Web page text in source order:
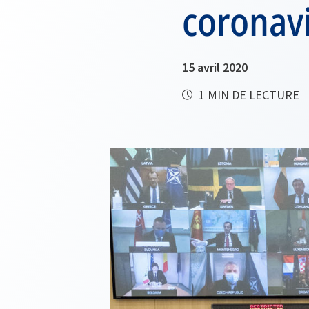
15 avril 2020
1 MIN DE LECTURE